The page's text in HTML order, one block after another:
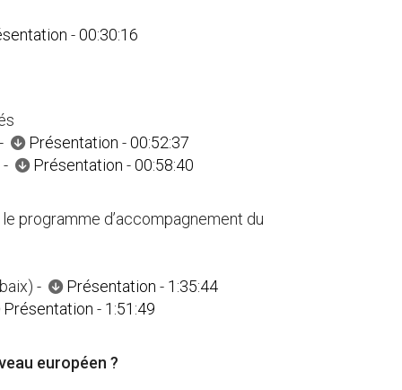
-00:30:16
Présentation -00:52:37
Présentation -00:58:40
programme d’accompagnement du
- Présentation - 1:35:44
Présentation - 1:51:49
européen ?